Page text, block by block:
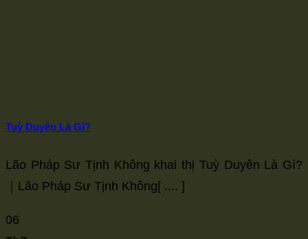
Tuỳ Duyên Là Gì?
Lão Pháp Sư Tịnh Không khai thị Tuỳ Duyên Là Gì?
｜Lão Pháp Sư Tịnh Không[ .... ]
06